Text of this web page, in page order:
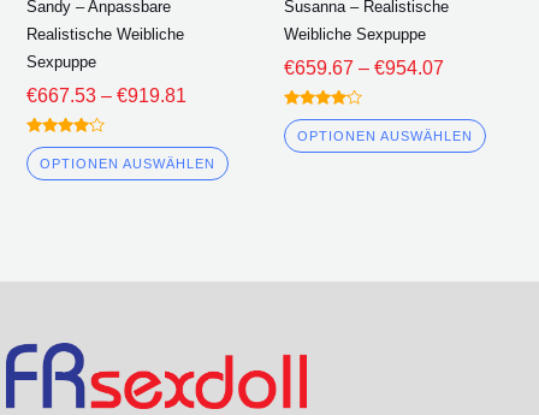
Sandy – Anpassbare
Realistische Weibliche
Sexpuppe
€667.53 – €919.81
Bewertet
4.00
von 5
OPTIONEN AUSWÄHLEN
Produktseite
ausgewählt
werden
Susanna – Realistische
Weibliche Sexpuppe
€659.67 – €954.07
Bewertet
4.00
von 5
OPTIONEN AUSWÄHLEN